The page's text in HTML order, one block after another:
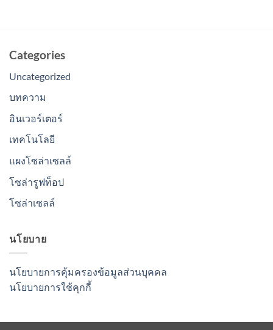
Categories
Uncategorized
บทความ
อินเวอร์เตอร์
เทคโนโลยี
แผงโซล่าเซลล์
โซล่ารูฟท็อป
โซล่าเซลล์
นโยบาย
นโยบายการคุ้มครองข้อมูลส่วนบุคคล
นโยบายการใช้คุกกี้